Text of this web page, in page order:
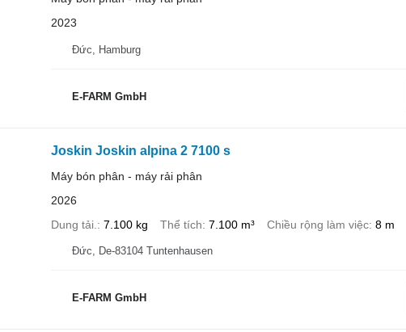
2023
Đức, Hamburg
E-FARM GmbH
Joskin Joskin alpina 2 7100 s
Máy bón phân - máy rải phân
2026
Dung tải.
7.100 kg Thể tích 7.100 m³ Chiều rộng làm việc 8 m
Đức, De-83104 Tuntenhausen
E-FARM GmbH